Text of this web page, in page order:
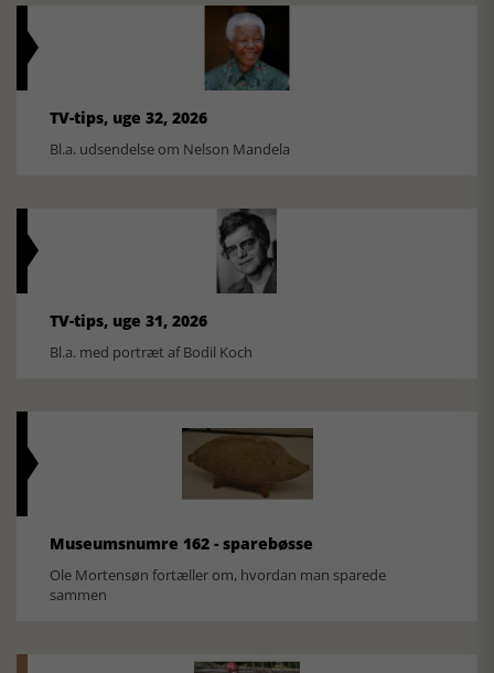
TV-tips, uge 32, 2026
Bl.a. udsendelse om Nelson Mandela
TV-tips, uge 31, 2026
Bl.a. med portræt af Bodil Koch
Museumsnumre 162 - sparebøsse
Ole Mortensøn fortæller om, hvordan man sparede
sammen